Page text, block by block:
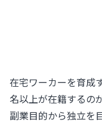
在宅ワーカーを育成
名以上が在籍するの
副業目的から独立を